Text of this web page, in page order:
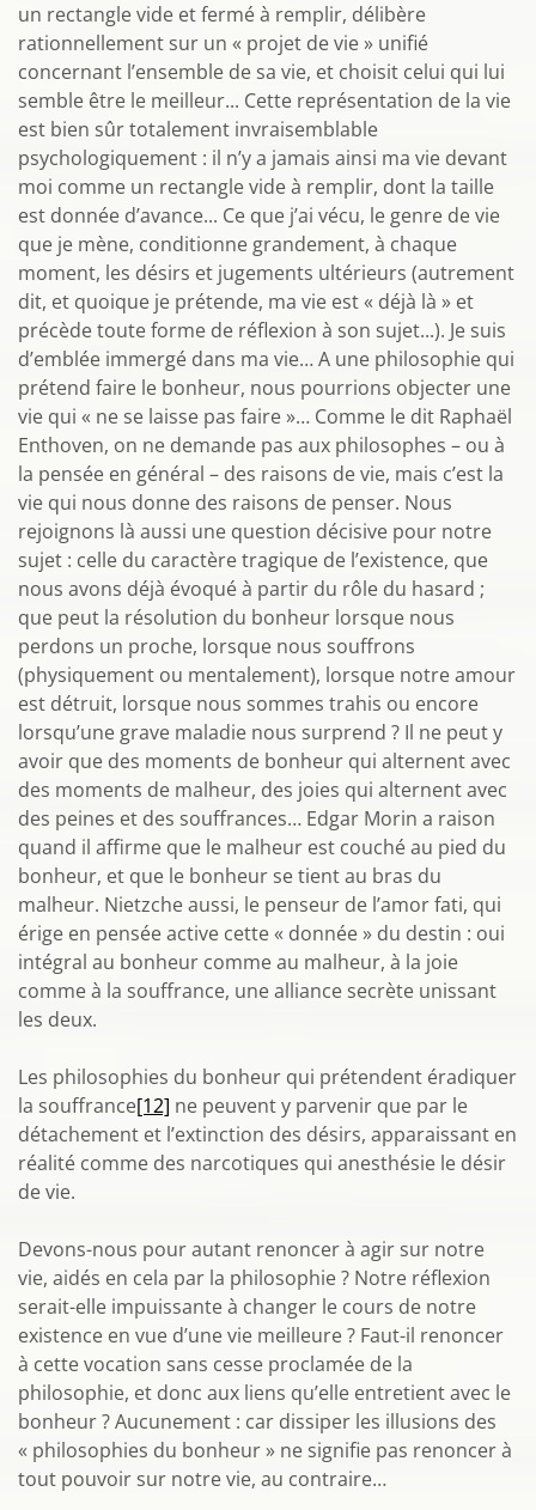
un rectangle vide et fermé à remplir, délibère
rationnellement sur un « projet de vie » unifié
concernant l’ensemble de sa vie, et choisit celui qui lui
semble être le meilleur... Cette représentation de la vie
est bien sûr totalement invraisemblable
psychologiquement : il n’y a jamais ainsi ma vie devant
moi comme un rectangle vide à remplir, dont la taille
est donnée d’avance... Ce que j’ai vécu, le genre de vie
que je mène, conditionne grandement, à chaque
moment, les désirs et jugements ultérieurs (autrement
dit, et quoique je prétende, ma vie est « déjà là » et
précède toute forme de réflexion à son sujet...). Je suis
d’emblée immergé dans ma vie… A une philosophie qui
prétend faire le bonheur, nous pourrions objecter une
vie qui « ne se laisse pas faire »… Comme le dit Raphaël
Enthoven, on ne demande pas aux philosophes – ou à
la pensée en général – des raisons de vie, mais c’est la
vie qui nous donne des raisons de penser. Nous
rejoignons là aussi une question décisive pour notre
sujet : celle du caractère tragique de l’existence, que
nous avons déjà évoqué à partir du rôle du hasard ;
que peut la résolution du bonheur lorsque nous
perdons un proche, lorsque nous souffrons
(physiquement ou mentalement), lorsque notre amour
est détruit, lorsque nous sommes trahis ou encore
lorsqu’une grave maladie nous surprend ? Il ne peut y
avoir que des moments de bonheur qui alternent avec
des moments de malheur, des joies qui alternent avec
des peines et des souffrances… Edgar Morin a raison
quand il affirme que le malheur est couché au pied du
bonheur, et que le bonheur se tient au bras du
malheur. Nietzche aussi, le penseur de l’amor fati, qui
érige en pensée active cette « donnée » du destin : oui
intégral au bonheur comme au malheur, à la joie
comme à la souffrance, une alliance secrète unissant
les deux.
Les philosophies du bonheur qui prétendent éradiquer
la souffrance[12] ne peuvent y parvenir que par le
détachement et l’extinction des désirs, apparaissant en
réalité comme des narcotiques qui anesthésie le désir
de vie.
Devons-nous pour autant renoncer à agir sur notre
vie, aidés en cela par la philosophie ? Notre réflexion
serait-elle impuissante à changer le cours de notre
existence en vue d’une vie meilleure ? Faut-il renoncer
à cette vocation sans cesse proclamée de la
philosophie, et donc aux liens qu’elle entretient avec le
bonheur ? Aucunement : car dissiper les illusions des
« philosophies du bonheur » ne signifie pas renoncer à
tout pouvoir sur notre vie, au contraire…